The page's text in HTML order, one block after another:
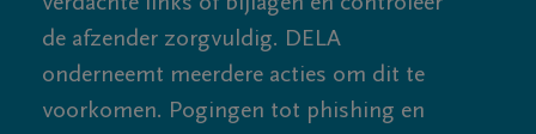
de afzender zorgvuldig. DELA
onderneemt meerdere acties om dit te
voorkomen. Pogingen tot phishing en